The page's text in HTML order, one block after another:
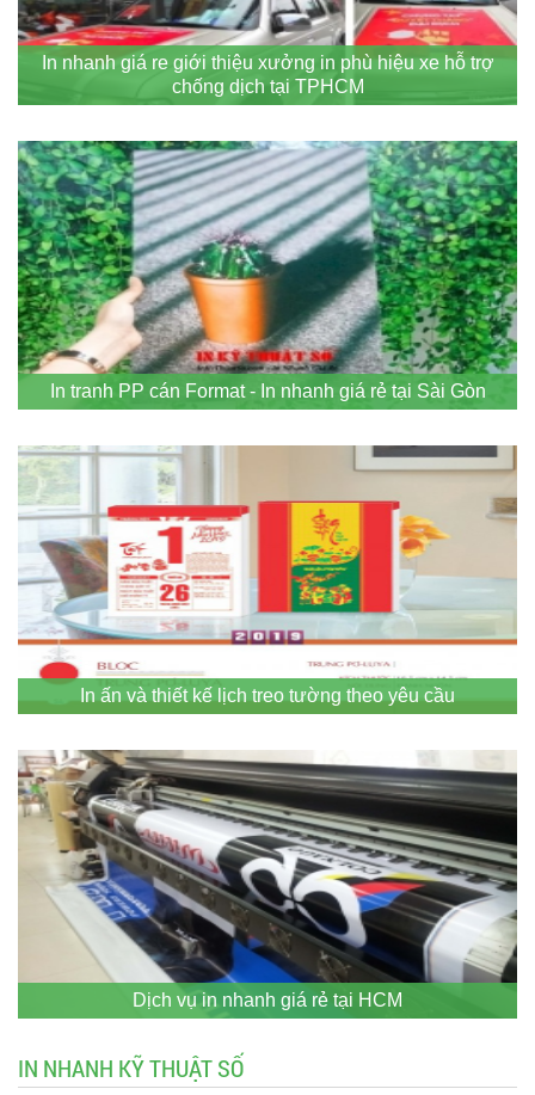
In nhanh giá re giới thiệu xưởng in phù hiệu xe hỗ trợ
chống dịch tại TPHCM
In tranh PP cán Format - In nhanh giá rẻ tại Sài Gòn
In ấn và thiết kế lịch treo tường theo yêu cầu
Dịch vụ in nhanh giá rẻ tại HCM
IN NHANH KỸ THUẬT SỐ